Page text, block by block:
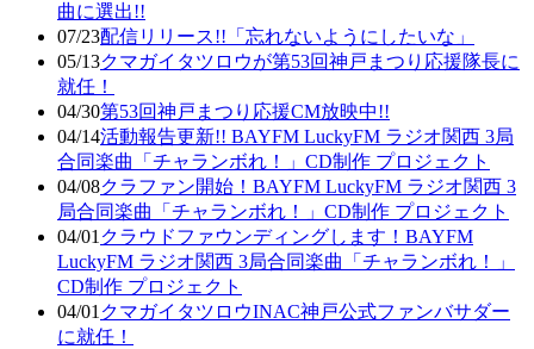
曲に選出!!
07/23配信リリース!!「忘れないようにしたいな」
05/13クマガイタツロウが第53回神戸まつり応援隊長に
就任！
04/30第53回神戸まつり応援CM放映中!!
04/14活動報告更新!! BAYFM LuckyFM ラジオ関西 3局
合同楽曲「チャランボれ！」CD制作 プロジェクト
04/08クラファン開始！BAYFM LuckyFM ラジオ関西 3
局合同楽曲「チャランボれ！」CD制作 プロジェクト
04/01 クラウドファウンディングします！BAYFM
LuckyFM ラジオ関西 3局合同楽曲「チャランボれ！」
CD制作 プロジェクト
04/01 クマガイタツロウINAC神戸公式ファンバサダー
に就任！